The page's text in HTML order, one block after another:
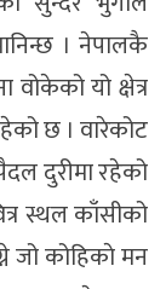
। नेपालकै
वोकेको यो क्षेत्र
छ । वारेकोट
दुरीमा रहेको
स्थल काँसीको
जो कोहिकाे मन